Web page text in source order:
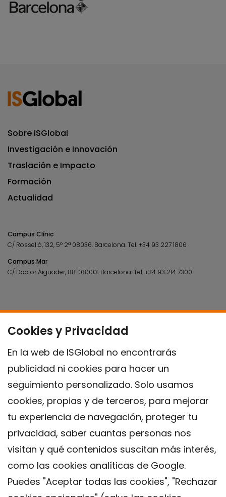
Cookies y Privacidad
En la web de ISGlobal no encontrarás
publicidad ni cookies para hacer un
seguimiento personalizado. Solo usamos
cookies, propias y de terceros, para mejorar
tu experiencia de navegación, proteger tu
privacidad, saber cuantas personas nos
visitan y qué contenidos suscitan más interés,
como las cookies analíticas de Google.
Puedes "Aceptar todas las cookies", "Rechazar
Sobre ISGlobal
Investigación e Innovación
Traslación e Impacto
Formación
Actualidad
Campus Clínic
C/ Rosselló, 132, 5º 2ª 08036. Barcelona.Tel.+34 93 227 1806
Campus Mar
C/ Doctor Aiguader, 88. 08003. Barcelona.Tel.+34 93 214 7300